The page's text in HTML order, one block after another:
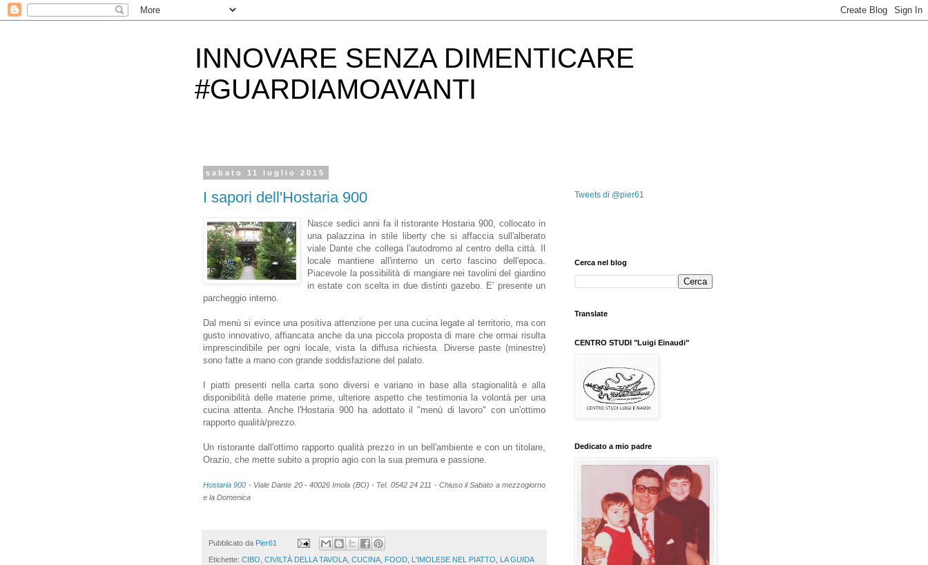
INNOVARE SENZA DIMENTICARE
#GUARDIAMOAVANTI
sabato 11 luglio 2015
I sapori dell'Hostaria 900
Nasce sedici anni fa il ristorante Hostaria 900, collocato in
una palazzina in stile liberty che si affaccia sull'alberato
viale Dante che collega l'autodromo al centro della città. Il
locale mantiene all'interno un certo fascino dell'epoca.
Piacevole la possibilità di mangiare nei tavolini del giardino
in estate con scelta in due distinti gazebo. E' presente un
parcheggio interno.
Dal menù si evince una positiva attenzione per una cucina legate al territorio, ma con
gusto innovativo, affiancata anche da una piccola proposta di mare che ormai risulta
imprescindibile per ogni locale, vista la diffusa richiesta. Diverse paste (minestre)
sono fatte a mano con grande soddisfazione del palato.
I piatti presenti nella carta sono diversi e variano in base alla stagionalità e alla
disponibilità delle materie prime, ulteriore aspetto che testimonia la volontà per una
cucina attenta. Anche l'Hostaria 900 ha adottato il "menù di lavoro" con un'ottimo
rapporto qualità/prezzo.
Un ristorante dall'ottimo rapporto qualità prezzo in un bell'ambiente e con un titolare,
Orazio, che mette subito a proprio agio con la sua premura e passione.
Hostaria 900 - Viale Dante 20 - 40026 Imola (BO) - Tel. 0542 24 211 - Chiuso il Sabato a mezzogiorno
e la Domenica
Pubblicato da Pier61
Etichette: CIBO CIVILTÀ DELLA TAVOLA CUCINA FOOD L'IMOLESE NEL PIATTO
LA GUIDA
Tweets di @pier61
Cerca nel blog
Translate
CENTRO STUDI "Luigi Einaudi"
Dedicato a mio padre